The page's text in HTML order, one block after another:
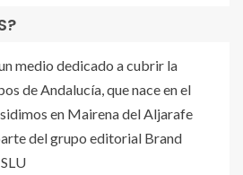
medio dedicado a cubrir la
de Andalucía, que nace en el
en Mairena del Aljarafe
del grupo editorial Brand